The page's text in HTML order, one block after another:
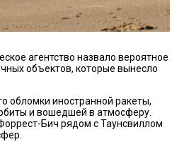
агентство назвало вероятное
объектов, которые вынесло
обломки иностранной ракеты,
и вошедшей в атмосферу.
Бич рядом с Таунсвиллом